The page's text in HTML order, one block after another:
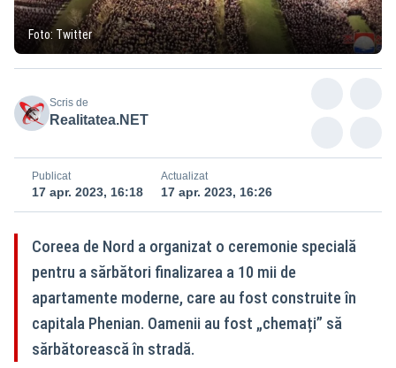
Foto: Twitter
Scris de
Realitatea.NET
Publicat
17 apr. 2023, 16:18
Actualizat
17 apr. 2023, 16:26
Coreea de Nord a organizat o ceremonie specială
pentru a sărbători finalizarea a 10 mii de
apartamente moderne, care au fost construite în
capitala Phenian. Oamenii au fost „chemați” să
sărbătorească în stradă.